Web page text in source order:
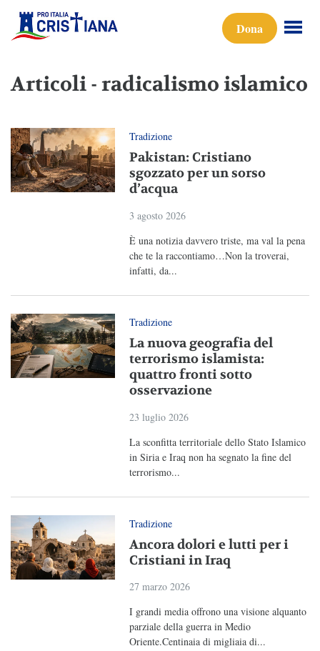
Dona
Articoli - radicalismo islamico
Tradizione
Pakistan: Cristiano
sgozzato per un sorso
d’acqua
3 agosto 2026
È una notizia davvero triste, ma val la pena
che te la raccontiamo…Non la troverai,
infatti, da...
Tradizione
La nuova geografia del
terrorismo islamista:
quattro fronti sotto
osservazione
23 luglio 2026
La sconfitta territoriale dello Stato Islamico
in Siria e Iraq non ha segnato la fine del
terrorismo...
Tradizione
Ancora dolori e lutti per i
Cristiani in Iraq
27 marzo 2026
I grandi media offrono una visione alquanto
parziale della guerra in Medio
Oriente.Centinaia di migliaia di...